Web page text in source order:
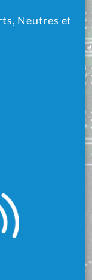
Neutres et